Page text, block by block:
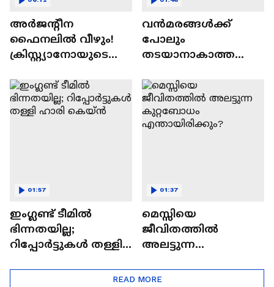
അര്‍ജന്റീന
ഫൈനലില്‍ വീഴും!
ക്രിസ്റ്റ്യാനോയുടെ
Premnath Phillips | Ball
Cast
വൻമരങ്ങൾക്ക്
പോലും
തടയാനാകാത്ത
ഉലയും തീ നാളെ
പോലെ
ഒഴുകിയെത്തിന്ന
യമാൽ; ആര് വാഴും?
ഇംഗ്ലണ്ട് ടീമിൽ
ഭിന്നതയില്ല;
റിപ്പോർട്ടുകൾ തള്ളി
01:57
മെസ്സിയെ
ജീവിതത്തിൽ
അലട്ടുന്ന
എന്തായിരിക്കും?
01:37
READ MORE